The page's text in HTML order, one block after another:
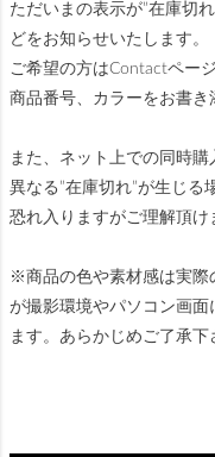
ただいまの表示が”在庫切
どをお知らせいたします。
ご希望の方はContactペー
商品番号、カラーをお書き
また、ネット上での同時
異なる”在庫切れ”が生じる
恐れ入りますがご理解頂け
※商品の色や素材感は実際
が撮影環境やパソコン画
ます。あらかじめご了承下